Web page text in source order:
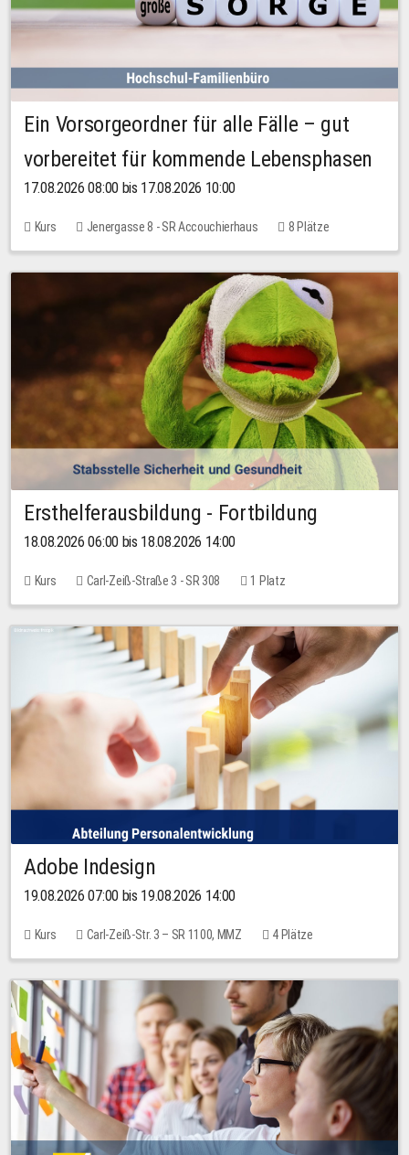
Ein Vorsorgeordner für alle Fälle – gut
vorbereitet für kommende Lebensphasen
17.08.2026 08:00 bis 17.08.2026 10:00
Kurs Jenergasse 8 - SR Accouchierhaus 8 Plätze
Ersthelferausbildung - Fortbildung
18.08.2026 06:00 bis 18.08.2026 14:00
Kurs Carl-Zeiß-Straße 3 - SR 308 1 Platz
Adobe Indesign
19.08.2026 07:00 bis 19.08.2026 14:00
Kurs Carl-Zeiß-Str. 3 – SR 1100, MMZ 4 Plätze